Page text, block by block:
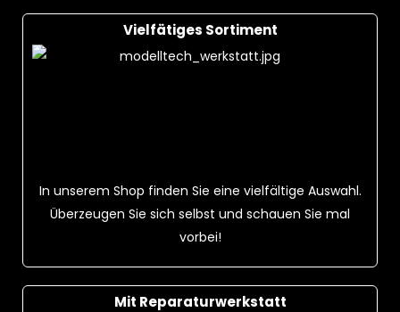
Vielfätiges Sortiment
In unserem Shop finden Sie eine vielfältige Auswahl.
Überzeugen Sie sich selbst und schauen Sie mal
vorbei!
Mit Reparaturwerkstatt